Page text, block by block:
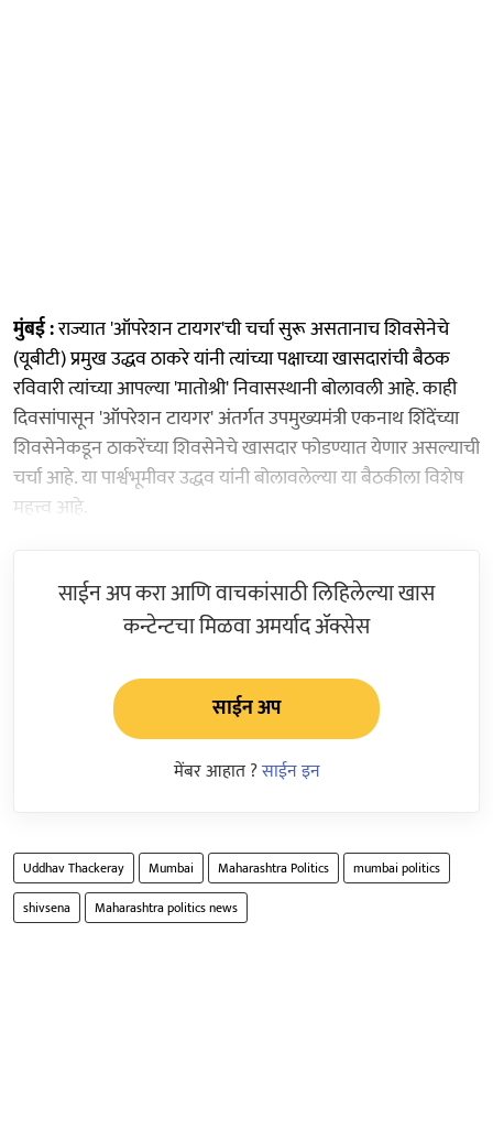
मुंबई :राज्यात 'ऑपरेशन टायगर'ची चर्चा सुरू असतानाच शिवसेनेचे
(यूबीटी) प्रमुख उद्धव ठाकरे यांनी त्यांच्या पक्षाच्या खासदारांची बैठक
रविवारी त्यांच्या आपल्या 'मातोश्री' निवासस्थानी बोलावली आहे. काही
दिवसांपासून 'ऑपरेशन टायगर' अंतर्गत उपमुख्यमंत्री एकनाथ शिंदेंच्या
शिवसेनेकडून ठाकरेंच्या शिवसेनेचे खासदार फोडण्यात येणार असल्याची
चर्चा आहे. या पार्श्वभूमीवर उद्धव यांनी बोलावलेल्या या बैठकीला विशेष
महत्त्व आहे.
साईन अप करा आणि वाचकांसाठी लिहिलेल्या खास
कन्टेन्टचा मिळवा अमर्याद ॲक्सेस
साईन अप
मेंबर आहात ?साईन इन
Uddhav Thackeray Mumbai Maharashtra Politics
mumbai politics
shivsena
Maharashtra politics news